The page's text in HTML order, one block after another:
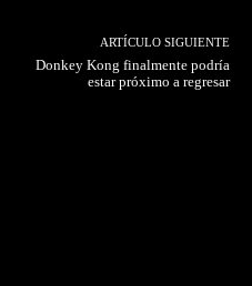
ARTÍCULO SIGUIENTE
Donkey Kong finalmente podría
estar próximo a regresar